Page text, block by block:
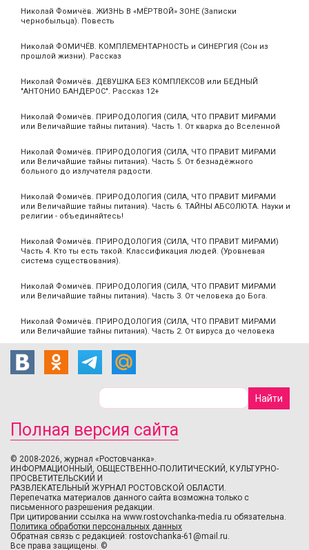
Николай Фомичёв. ЖИЗНЬ В «МЁРТВОЙ» ЗОНЕ (Записки
чернобыльца). Повесть
Николай ФОМИЧЁВ. КОМПЛЕМЕНТАРНОСТЬ и СИНЕРГИЯ (Сон из
прошлой жизни). Рассказ
Николай Фомичёв. ДЕВУШКА БЕЗ КОМПЛЕКСОВ или БЕДНЫЙ
"АНТОНИО БАНДЕРОС". Рассказ 12+
Николай Фомичёв. ПРИРОДОЛОГИЯ (СИЛА, ЧТО ПРАВИТ МИРАМИ
или Величайшие тайны питания). Часть 1. От кварка до Вселенной
Николай Фомичёв. ПРИРОДОЛОГИЯ (СИЛА, ЧТО ПРАВИТ МИРАМИ
или Величайшие тайны питания). Часть 5. От безнадёжного
больного до излучателя радости.
Николай Фомичёв. ПРИРОДОЛОГИЯ (СИЛА, ЧТО ПРАВИТ МИРАМИ
или Величайшие тайны питания). Часть 6. ТАЙНЫ АБСОЛЮТА. Науки и
религии - объединяйтесь!
Николай Фомичёв. ПРИРОДОЛОГИЯ (СИЛА, ЧТО ПРАВИТ МИРАМИ)
Часть 4. Кто ты есть такой. Классификация людей. (Уровневая
система существования).
Николай Фомичёв. ПРИРОДОЛОГИЯ (СИЛА, ЧТО ПРАВИТ МИРАМИ
или Величайшие тайны питания). Часть 3. От человека до Бога.
Николай Фомичёв. ПРИРОДОЛОГИЯ (СИЛА, ЧТО ПРАВИТ МИРАМИ
или Величайшие тайны питания). Часть 2. От вируса до человека
Полная версия сайта
© 2008-2026, журнал «Ростовчанка».
ИНФОРМАЦИОННЫЙ, ОБЩЕСТВЕННО-ПОЛИТИЧЕСКИЙ, КУЛЬТУРНО-
ПРОСВЕТИТЕЛЬСКИЙ И
РАЗВЛЕКАТЕЛЬНЫЙ ЖУРНАЛ РОСТОВСКОЙ ОБЛАСТИ.
Перепечатка материалов данного сайта возможна только с
письменного разрешения редакции.
При цитировании ссылка на www.rostovchanka-media.ru обязательна.
Политика обработки персональных данных
Обратная связь с редакцией: rostovchanka-61@mail.ru
Все права защищены. ©